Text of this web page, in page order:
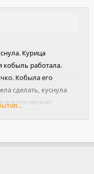
Курица
кобыль работала.
Кобыла его
сделать, куснула
все что можно